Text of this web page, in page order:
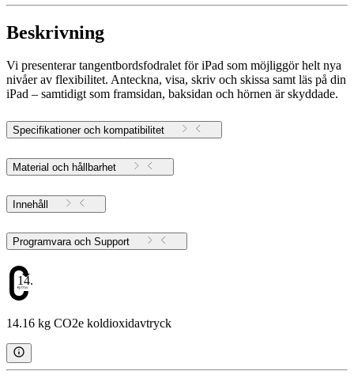
Beskrivning
Vi presenterar tangentbordsfodralet för iPad som möjliggör helt nya
nivåer av flexibilitet. Anteckna, visa, skriv och skissa samt läs på din
iPad – samtidigt som framsidan, baksidan och hörnen är skyddade.
Specifikationer och kompatibilitet
Material och hållbarhet
Innehåll
Programvara och Support
14.16
14.16 kg CO2e koldioxidavtryck